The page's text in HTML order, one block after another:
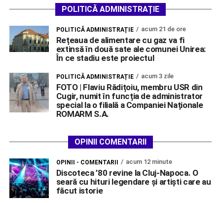
POLITICĂ ADMINISTRAȚIE
POLITICĂ ADMINISTRAȚIE acum 21 de ore
Rețeaua de alimentare cu gaz va fi
extinsă în două sate ale comunei Unirea:
În ce stadiu este proiectul
POLITICĂ ADMINISTRAȚIE acum 3 zile
FOTO | Flaviu Rădițoiu, membru USR din
Cugir, numit în funcția de administrator
special la o filială a Companiei Naționale
ROMARM S.A.
OPINII COMENTARII
OPINII - COMENTARII acum 12 minute
Discoteca ’80 revine la Cluj-Napoca. O
seară cu hituri legendare și artiști care au
făcut istorie